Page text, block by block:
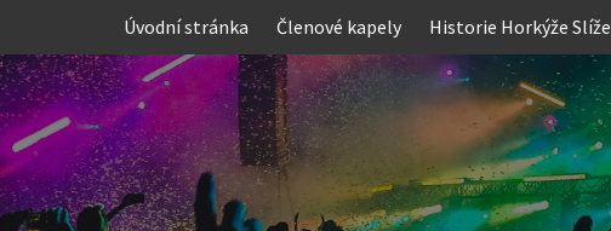
content
Úvodní stránka Členové kapely Historie Horkýže Slíže